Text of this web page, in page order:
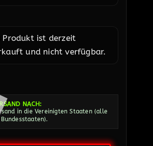
Produkt ist derzeit
und nicht verfügbar.
NACH:
in die Vereinigten Staaten (alle